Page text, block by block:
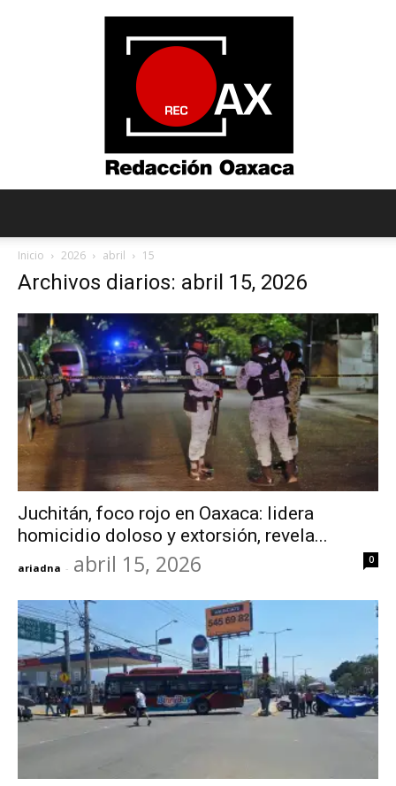
Inicio 2026 abril 15
Archivos diarios: abril 15, 2026
Juchitán, foco rojo en Oaxaca: lidera
homicidio doloso y extorsión, revela...
ariadna - abril 15, 2026 0